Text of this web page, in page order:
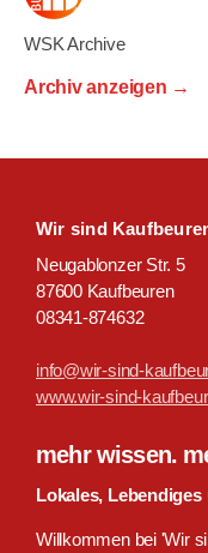
WSK Archive
Archiv anzeigen →
Wir sind
Neugablonzer Str. 5
87600 Kaufbeuren
08341-874632
info@wir-sind-
www.wir-sind-
mehr wissen.
Lokales,
Willkommen bei 'Wir